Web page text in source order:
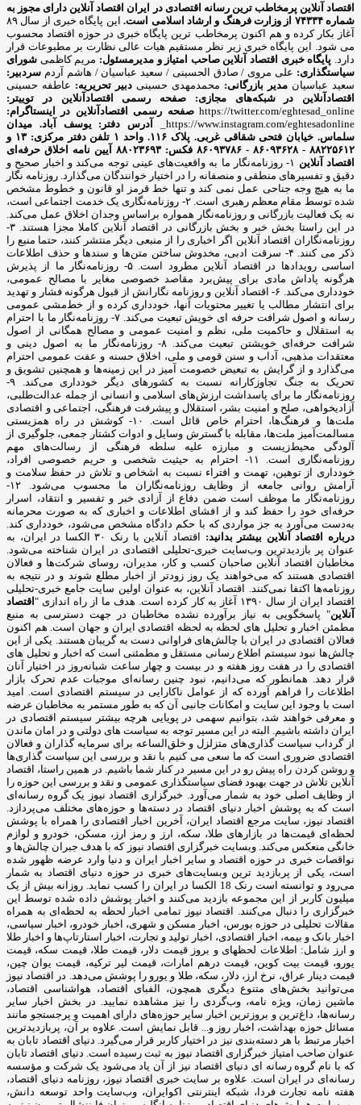
اقتصاد آنلاین پرمخاطب ترین رسانه اقتصادی در ایران اقتصاد آنلاین دارای مجوز به
شماره ۷۴۳۳۴ از وزارت فرهنگ و ارشاد اسلامی است.
این پایگاه خبری از سال ۸۹
آغاز بکار کرده و هم اکنون پرمخاطب ترین پایگاه خبری در حوزه اقتصاد محسوب
می شود. این پایگاه خبری زیر نظر مستقیم هیات عالی نظارت بر مطبوعات قرار
دارد. پایگاه خبری اقتصاد آنلاین صاحب امتیاز و مدیرمسئول: مریم کاظمی شورای
سیاستگذاری: علی مروی / صادق الحسینی / سعید عباسیان / هاشم آردم سردبیر:
سعید عباسیان مدیر بازرگانی: محمدمهدی حسینی دبیر تحریریه: عاطفه حسینی
اقتصادآنلاین در شبکه‌های مجازی:
صفحه رسمی اقتصادآنلاین در توییتر:
https://twitter.com/eghtesad_online صفحه رسمی اقتصادآنلاین در اینستاگرام:
https://www.instagram.com/eghtesadonline_
آدرس دفتر: یوسف آباد. میدان
سلماس. خیابان فتحی شقاقی غربی. پلاک ۱۱۶. واحد ۱
تلفن دفتر مرکزی: ۱۳ و
۸۸۲۲۵۶۱۲ - ۸۶۰۹۳۶۲۸ - ۸۶۰۹۳۷۸۶ فکس: ۸۸۰۲۳۶۹۳
آیین نامه اخلاق حرفه‌ای
اقتصاد آنلاین
۱- روزنامه‌نگار ما به واقعیت‌های عینی توجه می‌کند و اخبار صحیح و
دقیق و تفسیرهای منطقی و منصفانه را در اختیار خوانندگان می‌گذارد. روزنامه نگار
ما به هیچ وجه جناحی عمل نمی کند و تنها خط قرمز او قانون و خطوط مشخص
شده توسط مقام معظم رهبری است. ۲- روزنامه‌نگاری یک خدمت اجتماعی است،
نه یک فعالیت بازرگانی و روزنامه‌نگار همواره براساس وجدان اخلاق عمل می‌کند.
در این راستا بخش خبر و بخش بازرگانی در اقتصاد آنلاین کاملا مجزا هستند. ۳-
روزنامه‌نگاران اقتصاد آنلاین اگر اخباری را از منبعی دیگر منتشر کنند، حتما منبع را
ذکر می کنند. ۴- سرقت ادبی، مخدوش ساختن متن‌ها و سندها و حذف اطلاعات
اساسی رویدادها در اقتصاد آنلاین مطرود است. ۵- روزنامه‌نگار ما از پذیرش
هرگونه پاداش مادی برای پیش‌برد مقاصد خصوصی مغایر با مصالح عمومی،
خودداری می‌کند. ۶- اقتصاد آنلاین و روزنامه نگارانش از قبول هرگونه فشار و تهدید
برای انتشار مطالب یا تغییر محتویات آنها، خودداری کرده و از خط‌مشی عمومی
رسانه و اصول شرافت حرفه ای خویش تبعیت می‌کند. ۷- روزنامه‌نگار ما با احترام
به استقلال و حاکمیت ملی، نظم و امنیت عمومی و مصالح همگانی از اصول
شرافت حرفه‌ای خویشتن تبعیت می‌کند. ۸- روزنامه‌نگار ما به اصول دینی و
معتقدات مذهبی، آداب و سنن قومی و ملی، اخلاق حسنه و عفت عمومی احترام
می‌گذارد و از گرایش به تبعیض خصومت آمیز در این زمینه‌ها و همچنین تشویق و
تحریک به جنگ تجاوزکارانه نسبت به کشورهای دیگر خودداری می‌کند. ۹-
روزنامه‌نگار ما برای پاسداشت ارزش‌های اسلامی و انسانی از جمله عدالت‌طلبی،
آزادیخواهی، صلح و امنیت بشر، استقلال و پیشرفت فرهنگی، اجتماعی و اقتصادی
ملت‌ها و فرهنگ‌ها، احترام خاص قائل است. ۱۰- کوشش در راه همزیستی
مسالمت‌آمیز ملت‌ها، مقابله با گسترش وسایل و ادوات کشتار جمعی، جلوگیری از
آلودگی محیط‌زیست و مبارزه علیه سلطه فرهنگی از رسالت‌های مهم
روزنامه‌نگاری است. ۱۱- احترام به حیثیت شخصی و حریم خصوصی افراد،
خودداری از توهین، تهمت و افتراء نسبت به اشخاص و تلاش در حفظ سلامت و
آرامش روانی جامعه از وظایف روزنامه‌نگاران ما محسوب می‌شود. ۱۲-
روزنامه‌نگار ما موظف است ضمن دفاع از آزادی خبر و تفسیر و انتقاد، اسرار
حرفه‌ای خود را حفظ کند و از افشای اطلاعات و اخباری که به صورت محرمانه
به‌دست می‌آورد به جز مواردی که با حکم دادگاه مشخص می‌شود، خودداری کند.
درباره اقتصاد آنلاین بیشتر بدانید:
اقتصاد آنلاین با رنک ۳۰ الکسا در ایران، به
عنوان پر بازدیدترین وب‌سایت خبری-تحلیلی اقتصادی در ایران شناخته می‌شود.
مخاطبان اقتصاد آنلاین صاحبان کسب و کار، مدیران، روسای شرکت‌ها و فعالان
اقتصادی هستند که می‌خواهند یک روز زودتر از اخبار مطلع شوند و در نتیجه به
روزنامه‌ها اکتفا نمی‌کنند. اقتصاد آنلاین، به عنوان اولین سایت جامع خبری-تحلیلی
اقتصاد ایران از سال ۱۳۹۰ آغاز به کار کرده است. هدف ما از راه اندازی "
اقتصاد
آنلاین" پاسخگویی به نیاز برآورده نشده مخاطبان در جهت دسترسی به منبع
مطمئن اخبار و تحلیل های لحظه به لحظه اقتصادی ایران و جهان است. هم اکنون
فعالان اقتصادی در ایران با چالش‌های فراوانی دست به گریبان هستند. یکی از این
چالش‌ها نبود سیستم اطلاع رسانی مستقل و مطمئنی است که اخبار و تحلیل های
اقتصادی را در هفت روز هفته و در بیست و چهار ساعت شبانه‌روز در اختیار آنان
قرار دهد. همانطور که می‌دانیم، نبود چنین رسانه‌ای موجبات عدم تحرک بازار
اطلاعات را فراهم آورده که از عوامل ناکارایی در سیستم اقتصادی است. امید
است با وجود این سایت و امکانات جانبی آن که به طور مستمر به مخاطبان عرضه
و معرفی خواهند شد، بتوانیم سهمی در پویایی هرچه بیشتر سیستم اقتصادی در
ایران داشته باشیم. البته در این مسیر توجه به سیاست های دولتی و در امان ماندن
از گرداب سیاست گذاری‌های متزلزل و خلق‌الساعه برای سرمایه گذاران و فعالان
اقتصادی ضروری است که ما سعی می کنیم با نقد و بررسی این سیاست گذاری‌ها
و روشن کردن راه پیش رو در این مسیر در کنار شما باشیم. در همین راستا، اقتصاد
آنلاین تلاش در جهت بهبود فضای سیاستگذاری عمومی و نقد و بررسی این حوزه را
از وظایف اصلی خود به شمار می‌آورد. خبرگزاری اقتصاد نیوز یک گروه رسانه‌ای
است که به پوشش اخبار دنیای اقتصاد در دسته‌ها و حوزه‌های مختلف می‌پردازد.
اقتصاد نیوز، سایت مرجع اقتصاد ایران، آخرین اخبار اقتصادی را همراه با پوشش
لحظه‌ای قیمت‌ها در بازارهای طلا، سکه، ارز و رمز ارز، مسکن، خودرو و لوازم
خانگی منعکس می‌کند. وبسایت خبرگزاری اقتصاد نیوز که با هدف جبران چالش‌ها و
نواقصات خبری در حوزه اقتصاد و سایر اخبار ایران و دنیا وارد عرضه ظهور شده
است، یکی از پربازدید ترین وبسایت‌های خبری در حوزه دنیای اقتصاد به شمار
می‌رود و توانسته است رنک 18 الکسا در ایران را کسب نماید. روزانه بیش از یک
میلیون کاربر از این مجموعه بازدید می‌کنند و اخبار پوشش داده شده توسط این
خبرگزاری را دنبال می‌کنند. اقتصاد نیوز تمامی اخبار لحظه به لحظه‌ای به همراه
مقالات تحلیلی در حوزه بورس، اخبار مسکن و شهری، اخبار خودرو، اخبار سیاسی،
اخبار بانک و بیمه، اخبار اقتصادی، اخبار تولید و تجارت، اخبار استارتاپ‌ها و اخبار طلا
و ارز شامل: اطلاعات لحظهای و بروز قیمت دلار، قیمت طلا، قیمت سکه، قیمت
یورو، قیمت بیت کوین، قیمت درهم امارات، قیمت لیر ترکیه، قیمت یوان چین،
قیمت دینار عراق، نرخ ارز، دلار، سکه، طلا و یورو را پوشش می‌دهد. در اقتصاد نیوز
می‌توانید بخش‌های متنوع دیگری همچون، الفبای اقتصاد، هواشناسی اقتصاد،
ماشین زمان، ویژه نامه، وب‌گردی را نیز مشاهده نمایید. در بخش اخبار سایر
رسانه‌ها، داغ‌ترین و بروزترین اخبار سایر حوزه‌های دارای اهمیت و پرجستجو مانند
مسائل حوزه بهداشت، اخبار روز و... قابل نمایش است. علاوه بر آن، پربازدیدترین
اخبار مرتبط با هر دسته‌بندی نیز در اختیار کاربر قرار می‌گیرد. دنیای اقتصاد تابان به
عنوان صاحب امتیاز خبرگزاری اقتصاد نیوز به ثبت رسیده است. دنیای اقتصاد تابان
که با نام گروه رسانه ای دنیای اقتصاد نیز از آن یاد می‌شود یک شرکت و مؤسسه
رسانه‌ای در ایران است. علاوه بر سایت خبری اقتصاد نیوز، روزنامه دنیای اقتصاد،
هفته ‌نامه تجارت فردا، شبکه اینترنتی اکوایران، وب‌سایت واحد توسعه دانش،